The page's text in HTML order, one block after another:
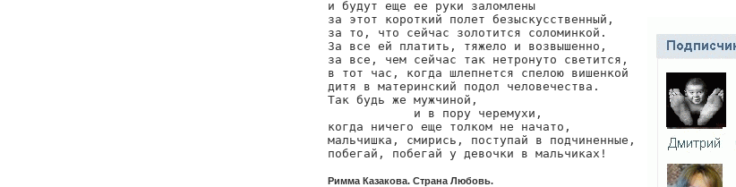
и будут еще ее руки заломлены
за этот короткий полет безыскусственный,
за то, что сейчас золотится соломинкой.
За все ей платить, тяжело и возвышенно,
за все, чем сейчас так нетронуто светится,
в тот час, когда шлепнется спелою вишенкой
дитя в материнский подол человечества.
Так будь же мужчиной,
            и в пору черемухи,
когда ничего еще толком не начато,
мальчишка, смирись, поступай в подчиненные,
побегай, побегай у девочки в мальчиках!
Римма Казакова. Страна Любовь.